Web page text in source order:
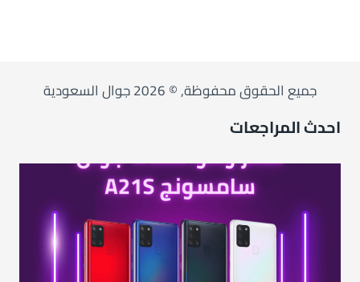
جميع الحقوق محفوظة, © 2026 جوال السعودية
احدث المراجعات